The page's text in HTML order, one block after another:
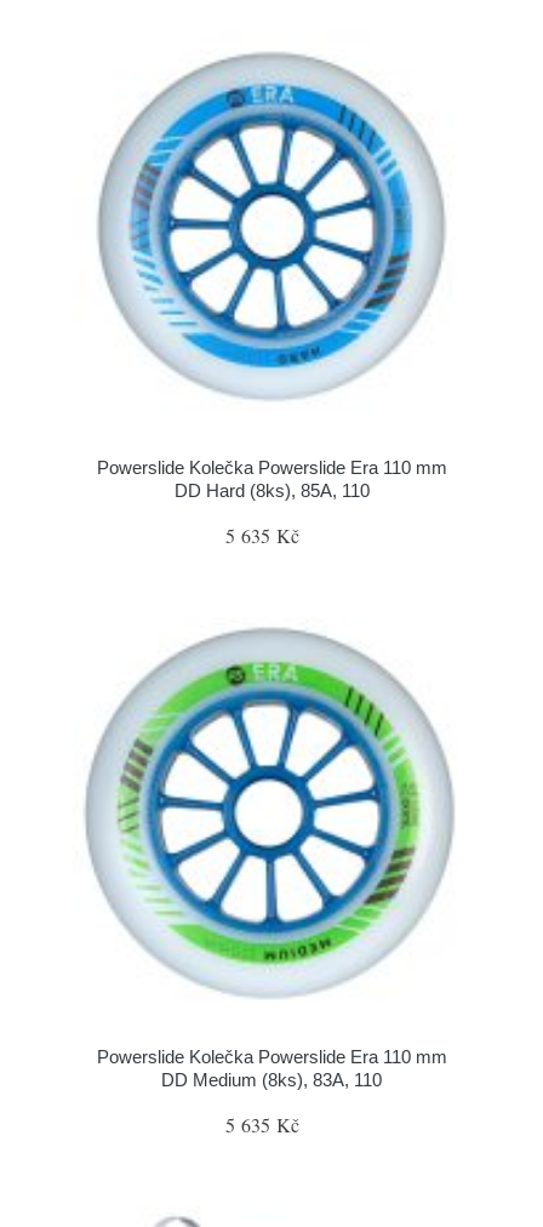
Powerslide Kolečka Powerslide Era 110 mm
DD Hard (8ks), 85A, 110
5 635 Kč
Powerslide Kolečka Powerslide Era 110 mm
DD Medium (8ks), 83A, 110
5 635 Kč